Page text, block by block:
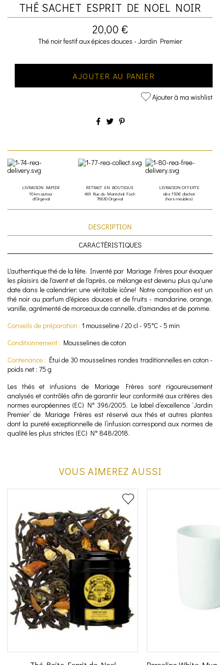
THÉ SACHET ESPRIT DE NOEL NOIR
20,00 €
Thé noir festif aux épices douces - Jardin Premier
AJOUTER AU PANIER
Ajouter à ma wishlist
LIVRAISON RAPIDE
10 km autour
d'Orgeval
RETRAIT EN BOUTIQUE
469 Rue du Maréchal Foch
78630 Orgeval
LIVRAISON OFFERTE
dès 150€ d'achat
(hors meubles)
DESCRIPTION
CARACTÉRISTIQUES
L'authentique thé de la fête. Inventé par Mariage Frères pour évoquer
les plaisirs de l'avent et de l'après, ce mélange est devenu plus qu'une
date dans le calendrier: une véritable icône! Notre composition est un
thé noir au parfum d'épices douces et de fruits - mandarine, orange,
vanille, agrémenté de morceaux de cannelle, d'amandes et de pomme.
Conseils de préparation : 1 mousseline / 20 cl - 95°C - 5 min
Conditionnement : Mousselines de coton
Contenance : Étui de 30 mousselines rondes traditionnelles en coton -
poids net : 75 g
Les thés et infusions de Mariage Frères sont rigoureusement
analysés et contrôlés afin de garantir leur conformité aux critères des
normes européennes (EC) N° 396/2005. Le label d’excellence ‘Jardin
Premier’ de Mariage Frères est réservé aux thés et autres plantes
dont la pureté exceptionnelle de l’infusion correspond aux normes de
qualité les plus strictes (EC) N° 848/2018.
VOUS AIMEREZ AUSSI